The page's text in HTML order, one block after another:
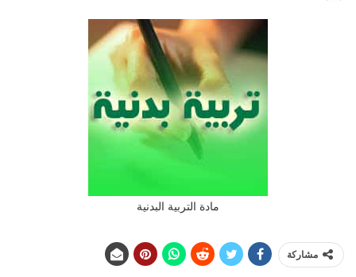
مادة التربية البدنية
مشاركة